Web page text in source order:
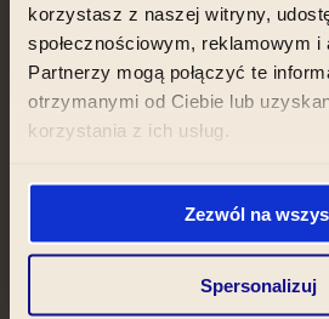
korzystasz z naszej witryny,
społecznościowym, reklamowym i
Partnerzy mogą połączyć te
otrzymanymi od Ciebie lub
korzystania z ich usług.
Zezwól na
Spersonalizuj
Pokój dwuosobowy